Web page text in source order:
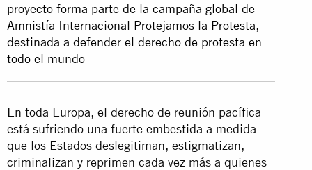
proyecto forma parte de la campaña global de
Amnistía Internacional Protejamos la Protesta,
destinada a defender el derecho de protesta en
todo el mundo
En toda Europa, el derecho de reunión pacífica
está sufriendo una fuerte embestida a medida
que los Estados deslegitiman, estigmatizan,
criminalizan y reprimen cada vez más a quienes